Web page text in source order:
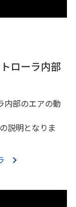
ローラ内部
内部のエアの動
説明となりま